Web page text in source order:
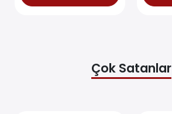
Çok Satanlar